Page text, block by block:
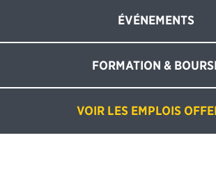
ÉVÉNEMENTS
FORMATION &
VOIR LES EMPLOIS